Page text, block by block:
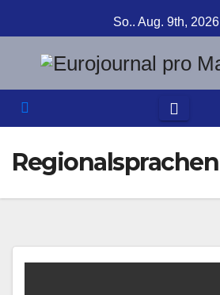
Inhalt
springen
So.. Aug. 9th, 2026
Regionalsprachen